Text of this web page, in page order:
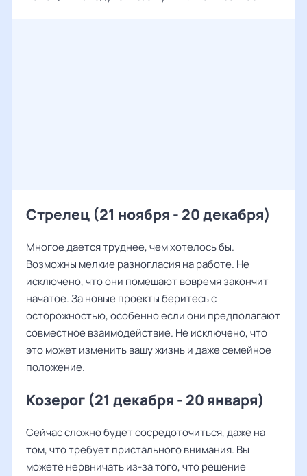
Стрелец (21 ноября - 20 декабря)
Многое дается труднее, чем хотелось бы.
Возможны мелкие разногласия на работе. Не
исключено, что они помешают вовремя закончит
начатое. За новые проекты беритесь с
осторожностью, особенно если они предполагают
совместное взаимодействие. Не исключено, что
это может изменить вашу жизнь и даже семейное
положение.
Козерог (21 декабря - 20 января)
Сейчас сложно будет сосредоточиться, даже на
том, что требует пристального внимания. Вы
можете нервничать из-за того, что решение